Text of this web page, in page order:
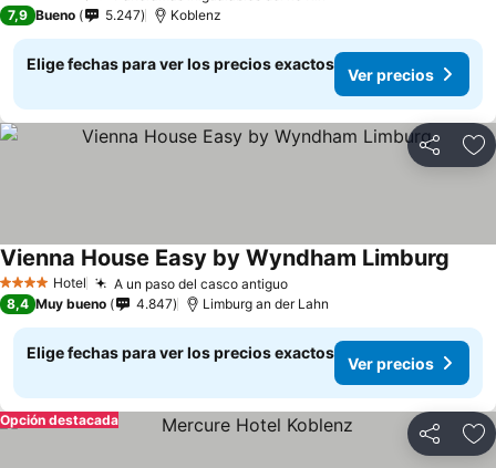
7,9 Bueno 5.247 Koblenz
Elige fechas para ver los precios exactos
Ver precios
Compartir
4 EstrellasHotel A un paso del casco antiguo
Vienna House Easy by Wyndham Limburg
8,4 Muy bueno 4.847 Limburg an der Lahn
Elige fechas para ver los precios exactos
Ver precios
Compartir
Opción destacada